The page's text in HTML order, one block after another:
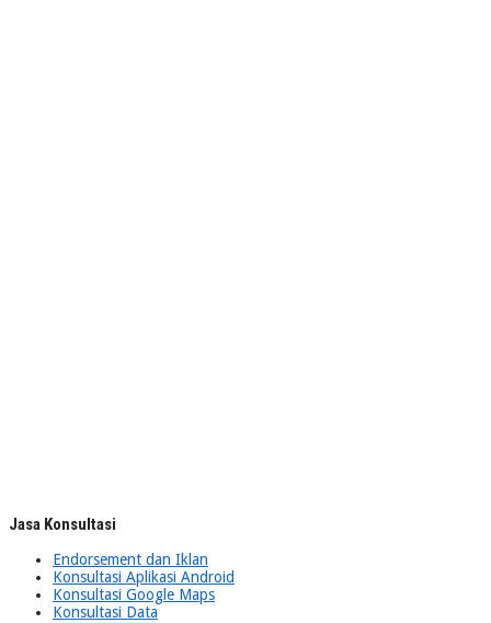
Jasa Konsultasi
Endorsement dan Iklan
Konsultasi Aplikasi Android
Konsultasi Google Maps
Konsultasi Data